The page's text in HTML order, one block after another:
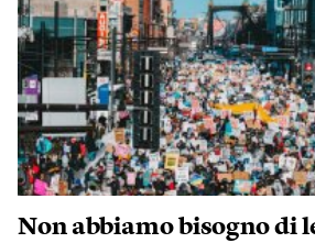
Non abbiamo bisogno di